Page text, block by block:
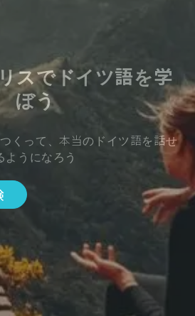
スでドイツ語を学
ぼう
くって、本当のドイツ語を話せ
ようになろう